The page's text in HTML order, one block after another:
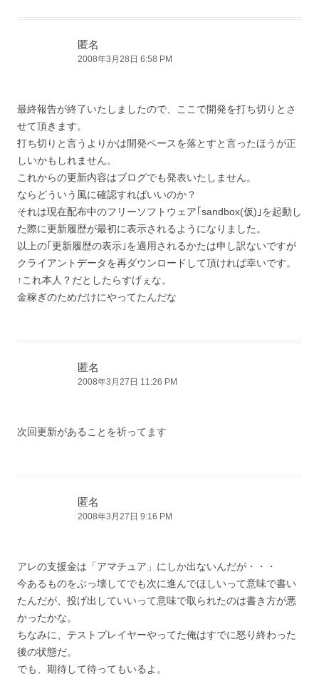
匿名
2008年3月28日 6:58 PM
最終報告が終了いたしましたので、ここで開発を打ち切りとさ
せて頂きます。
打ち切りと言うよりかは開発ペースを落とすと言ったほうが正
しいかもしれません。
これからの更新内容はブログでも発表いたしません。
ならどういう風に確認すればいいのか？
それは現在配布中のフリーソフトウェア｢sandbox(仮)｣を起動し
た際に更新履歴が最初に表示されるようになりました。
以上の｢更新履歴の表示｣を適用されるかたは申し訳ないですが
クライアントデータを再ダウンロードして頂ければ幸いです。
↑これ本人？だとしたらすげぇな。
金稼ぎのためだけにやってたんだな
匿名
2008年3月27日 11:26 PM
次回更新があることを祈ってます
匿名
2008年3月27日 9:16 PM
アレの支援金は「アマチュア」にしか出ないんだが・・・
今あるものをぶっ壊してでも次に進んでほしいって意味で書い
たんだが、投げ出していいって意味で取られたのは書き方が悪
かったかな。
ちなみに、テストプレイヤーやってた俺はすでに怒り終わった
後の状態だ。
でも、期待して待ってもいるよ。